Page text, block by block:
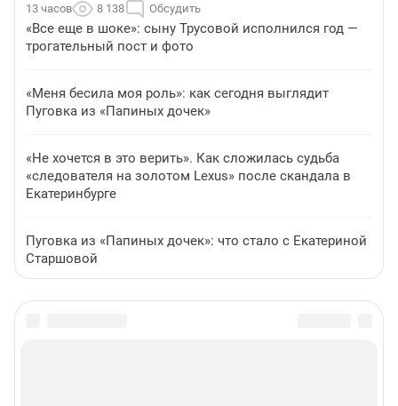
13 часов 8 138 Обсудить
«Все еще в шоке»: сыну Трусовой исполнился год —
трогательный пост и фото
«Меня бесила моя роль»: как сегодня выглядит
Пуговка из «Папиных дочек»
«Не хочется в это верить». Как сложилась судьба
«следователя на золотом Lexus» после скандала в
Екатеринбурге
Пуговка из «Папиных дочек»: что стало с Екатериной
Старшовой